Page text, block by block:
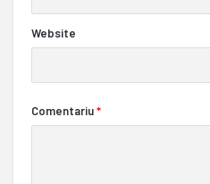
Website
Comentariu*